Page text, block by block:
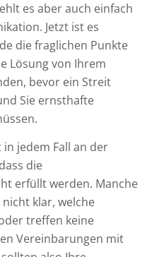
es aber auch einfach
Jetzt ist es
die fraglichen Punkte
Lösung von Ihrem
bevor ein Streit
Sie ernsthafte
jedem Fall an der
die
erfüllt werden. Manche
klar, welche
treffen keine
Vereinbarungen mit